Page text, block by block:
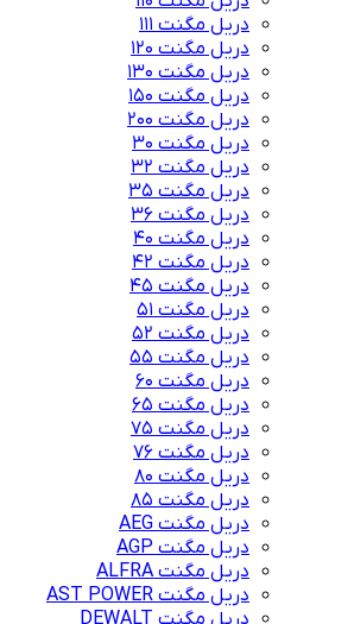
دریل مگنت 111
دریل مگنت 120
دریل مگنت 130
دریل مگنت 150
دریل مگنت 200
دریل مگنت 30
دریل مگنت 32
دریل مگنت 35
دریل مگنت 36
دریل مگنت 40
دریل مگنت 42
دریل مگنت 45
دریل مگنت 51
دریل مگنت 52
دریل مگنت 55
دریل مگنت 60
دریل مگنت 65
دریل مگنت 75
دریل مگنت 76
دریل مگنت 80
دریل مگنت 85
دریل مگنت AEG
دریل مگنت AGP
دریل مگنت ALFRA
دریل مگنت AST POWER
دریل مگنت DEWALT